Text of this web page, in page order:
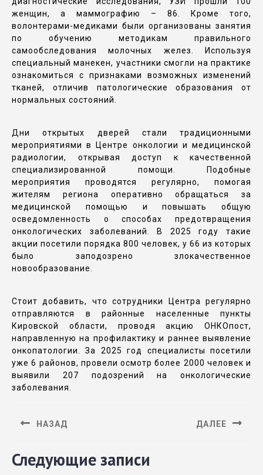
женщин, а маммографию – 86. Кроме того,
волонтерами-медиками были организованы занятия
по обучению методикам правильного
самообследования молочных желез. Используя
специальный манекен, участники смогли на практике
ознакомиться с признаками возможных изменений
тканей, отличив патологические образования от
нормальных состояний.
Дни открытых дверей стали традиционными
мероприятиями в Центре онкологии и медицинской
радиологии, открывая доступ к качественной
специализированной помощи. Подобные
мероприятия проводятся регулярно, помогая
жителям региона оперативно обращаться за
медицинской помощью и повышать общую
осведомленность о способах предотвращения
онкологических заболеваний. В 2025 году такие
акции посетили порядка 800 человек, у 66 из которых
было заподозрено злокачественное
новообразование.
Стоит добавить, что сотрудники Центра регулярно
отправляются в районные населенные пункты
Кировской области, проводя акцию ОНКОпост,
направленную на профилактику и раннее выявление
онкопатологии. За 2025 год специалисты посетили
уже 6 районов, провели осмотр более 2000 человек и
выявили 207 подозрений на онкологические
заболевания.
НАЗАД ДАЛЕЕ
Следующие записи